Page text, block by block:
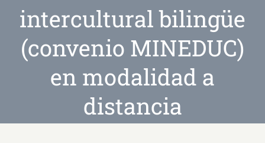
intercultural bilingüe
(convenio MINEDUC)
en modalidad a
distancia